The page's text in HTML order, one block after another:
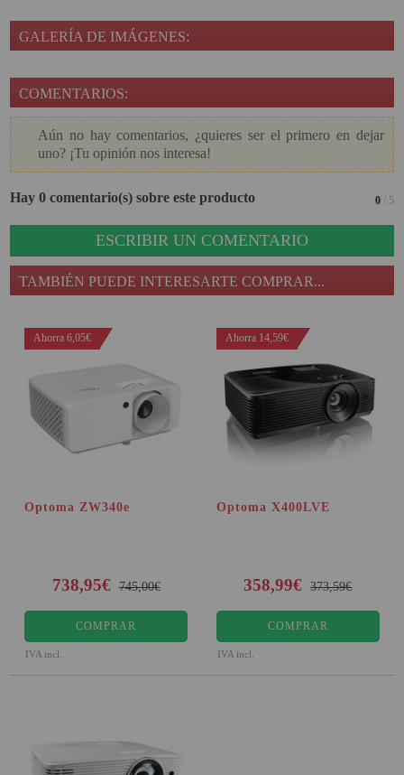
GALERÍA DE IMÁGENES:
COMENTARIOS:
Aún no hay comentarios, ¿quieres ser el primero en dejar
uno? ¡Tu opinión nos interesa!
Hay 0 comentario(s) sobre este producto 0/ 5
ESCRIBIR UN COMENTARIO
TAMBIÉN PUEDE INTERESARTE COMPRAR...
Ahorra 6,05€
Optoma ZW340e
738,95€ 745,00€
COMPRAR
IVA incl.
Ahorra 14,59€
Optoma X400LVE
358,99€ 373,59€
COMPRAR
IVA incl.